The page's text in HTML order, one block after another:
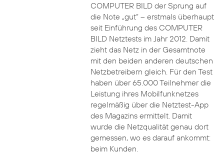
COMPUTER BILD der Sprung auf
die Note „gut“ – erstmals überhaupt
seit Einführung des COMPUTER
BILD Netztests im Jahr 2012. Damit
zieht das Netz in der Gesamtnote
mit den beiden anderen deutschen
Netzbetreibern gleich. Für den Test
haben über 65.000 Teilnehmer die
Leistung ihres Mobilfunknetzes
regelmäßig über die Netztest-App
des Magazins ermittelt. Damit
wurde die Netzqualität genau dort
gemessen, wo es darauf ankommt:
beim Kunden.